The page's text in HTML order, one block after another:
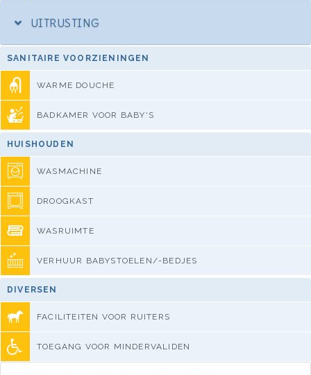
UITRUSTING
SANITAIRE VOORZIENINGEN
WARME DOUCHE
BADKAMER VOOR BABY'S
HUISHOUDEN
WASMACHINE
DROOGKAST
WASRUIMTE
VERHUUR BABYSTOELEN/-BEDJES
DIVERSEN
FACILITEITEN VOOR RUITERS
TOEGANG VOOR MINDERVALIDEN